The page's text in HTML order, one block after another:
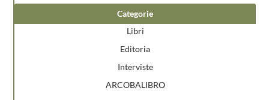
Categorie
Libri
Editoria
Interviste
ARCOBALIBRO